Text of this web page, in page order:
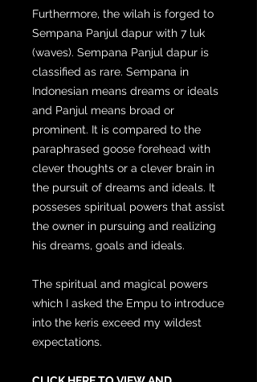
Furthermore, the wilah is forged to
Sempana Panjul dapur with 7 luk
(waves). Sempana Panjul dapur is
classified as rare. Sempana in
Indonesian means dreams or ideals
and Panjul means broad or
prominent. It is compared to the
paraphrased goose forehead with
clever thoughts or a clever brain in
the pursuit of dreams and ideals. It
posseses spiritual powers that assist
the owner in pursuing and realizing
his dreams, goals and ideals.
The spiritual and magical powers
which I asked the Empu to introduce
into the keris exceed my wildest
expectations.